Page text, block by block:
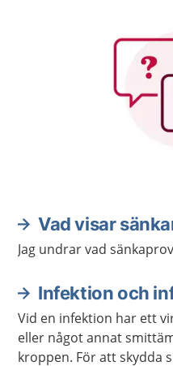
Vad visar
Jag undrar vad
Infektion och
Vid en infektion har ett
eller något annat
kroppen. För att skydda